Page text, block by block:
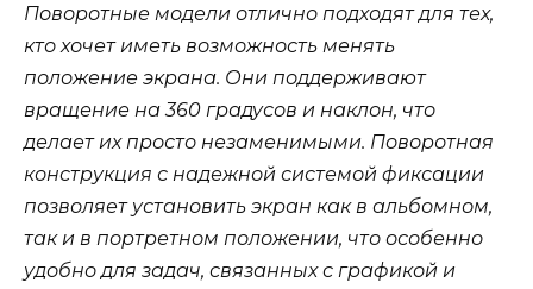
Поворотные модели отлично подходят для тех,
кто хочет иметь возможность менять
положение экрана. Они поддерживают
вращение на 360 градусов и наклон, что
делает их просто незаменимыми. Поворотная
конструкция с надежной системой фиксации
позволяет установить экран как в альбомном,
так и в портретном положении, что особенно
удобно для задач, связанных с графикой и